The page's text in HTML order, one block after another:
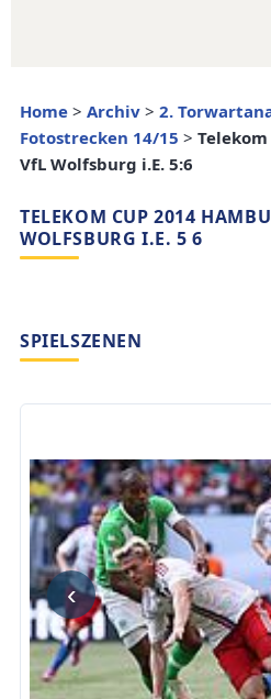
Home > Archiv > 2.
Fotostrecken 14/15 >
VfL Wolfsburg i.E. 5:6
TELEKOM CUP 2014
WOLFSBURG I.E. 5 6
SPIELSZENEN
‹